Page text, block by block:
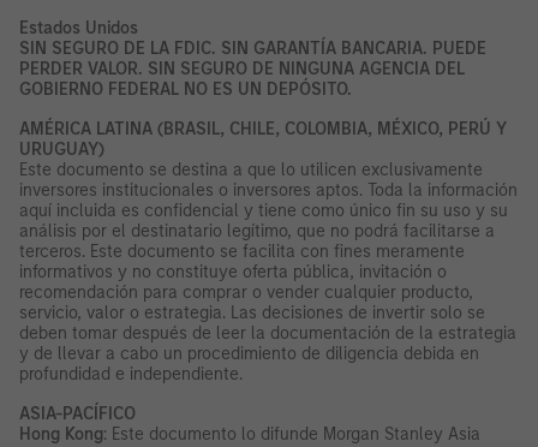
Estados Unidos
SIN SEGURO DE LA FDIC. SIN GARANTÍA BANCARIA. PUEDE
PERDER VALOR. SIN SEGURO DE NINGUNA AGENCIA DEL
GOBIERNO FEDERAL NO ES UN DEPÓSITO.
AMÉRICA LATINA (BRASIL, CHILE, COLOMBIA, MÉXICO, PERÚ Y
URUGUAY)
Este documento se destina a que lo utilicen exclusivamente
inversores institucionales o inversores aptos. Toda la información
aquí incluida es confidencial y tiene como único fin su uso y su
análisis por el destinatario legítimo, que no podrá facilitarse a
terceros. Este documento se facilita con fines meramente
informativos y no constituye oferta pública, invitación o
recomendación para comprar o vender cualquier producto,
servicio, valor o estrategia. Las decisiones de invertir solo se
deben tomar después de leer la documentación de la estrategia
y de llevar a cabo un procedimiento de diligencia debida en
profundidad e independiente.
ASIA-PACÍFICO
Hong Kong: Este documento lo difunde Morgan Stanley Asia